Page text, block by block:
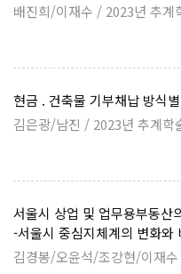
배진희/이재수 / 2023년 추계
현금 . 건축물 기부채납 방식
김은광/남진 / 2023년 추계학
서울시 상업 및 업무용부동산
-서울시 중심지체계의 변화와
김경봉/오윤석/조강현/이재